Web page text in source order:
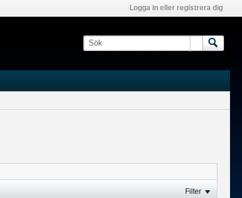
Logga in eller registrera dig
Filter